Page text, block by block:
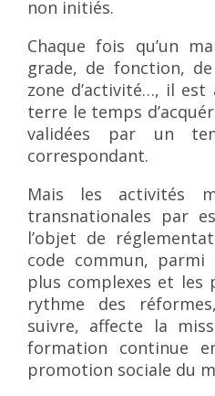
non initiés.
Chaque fois qu’un
grade, de fonction,
zone d’activité…, il est
terre le temps
validées par un
correspondant.
Mais les activités
transnationales par
l’objet de
code commun,
plus complexes et les
rythme des
suivre, affecte la
formation continue
promotion sociale du